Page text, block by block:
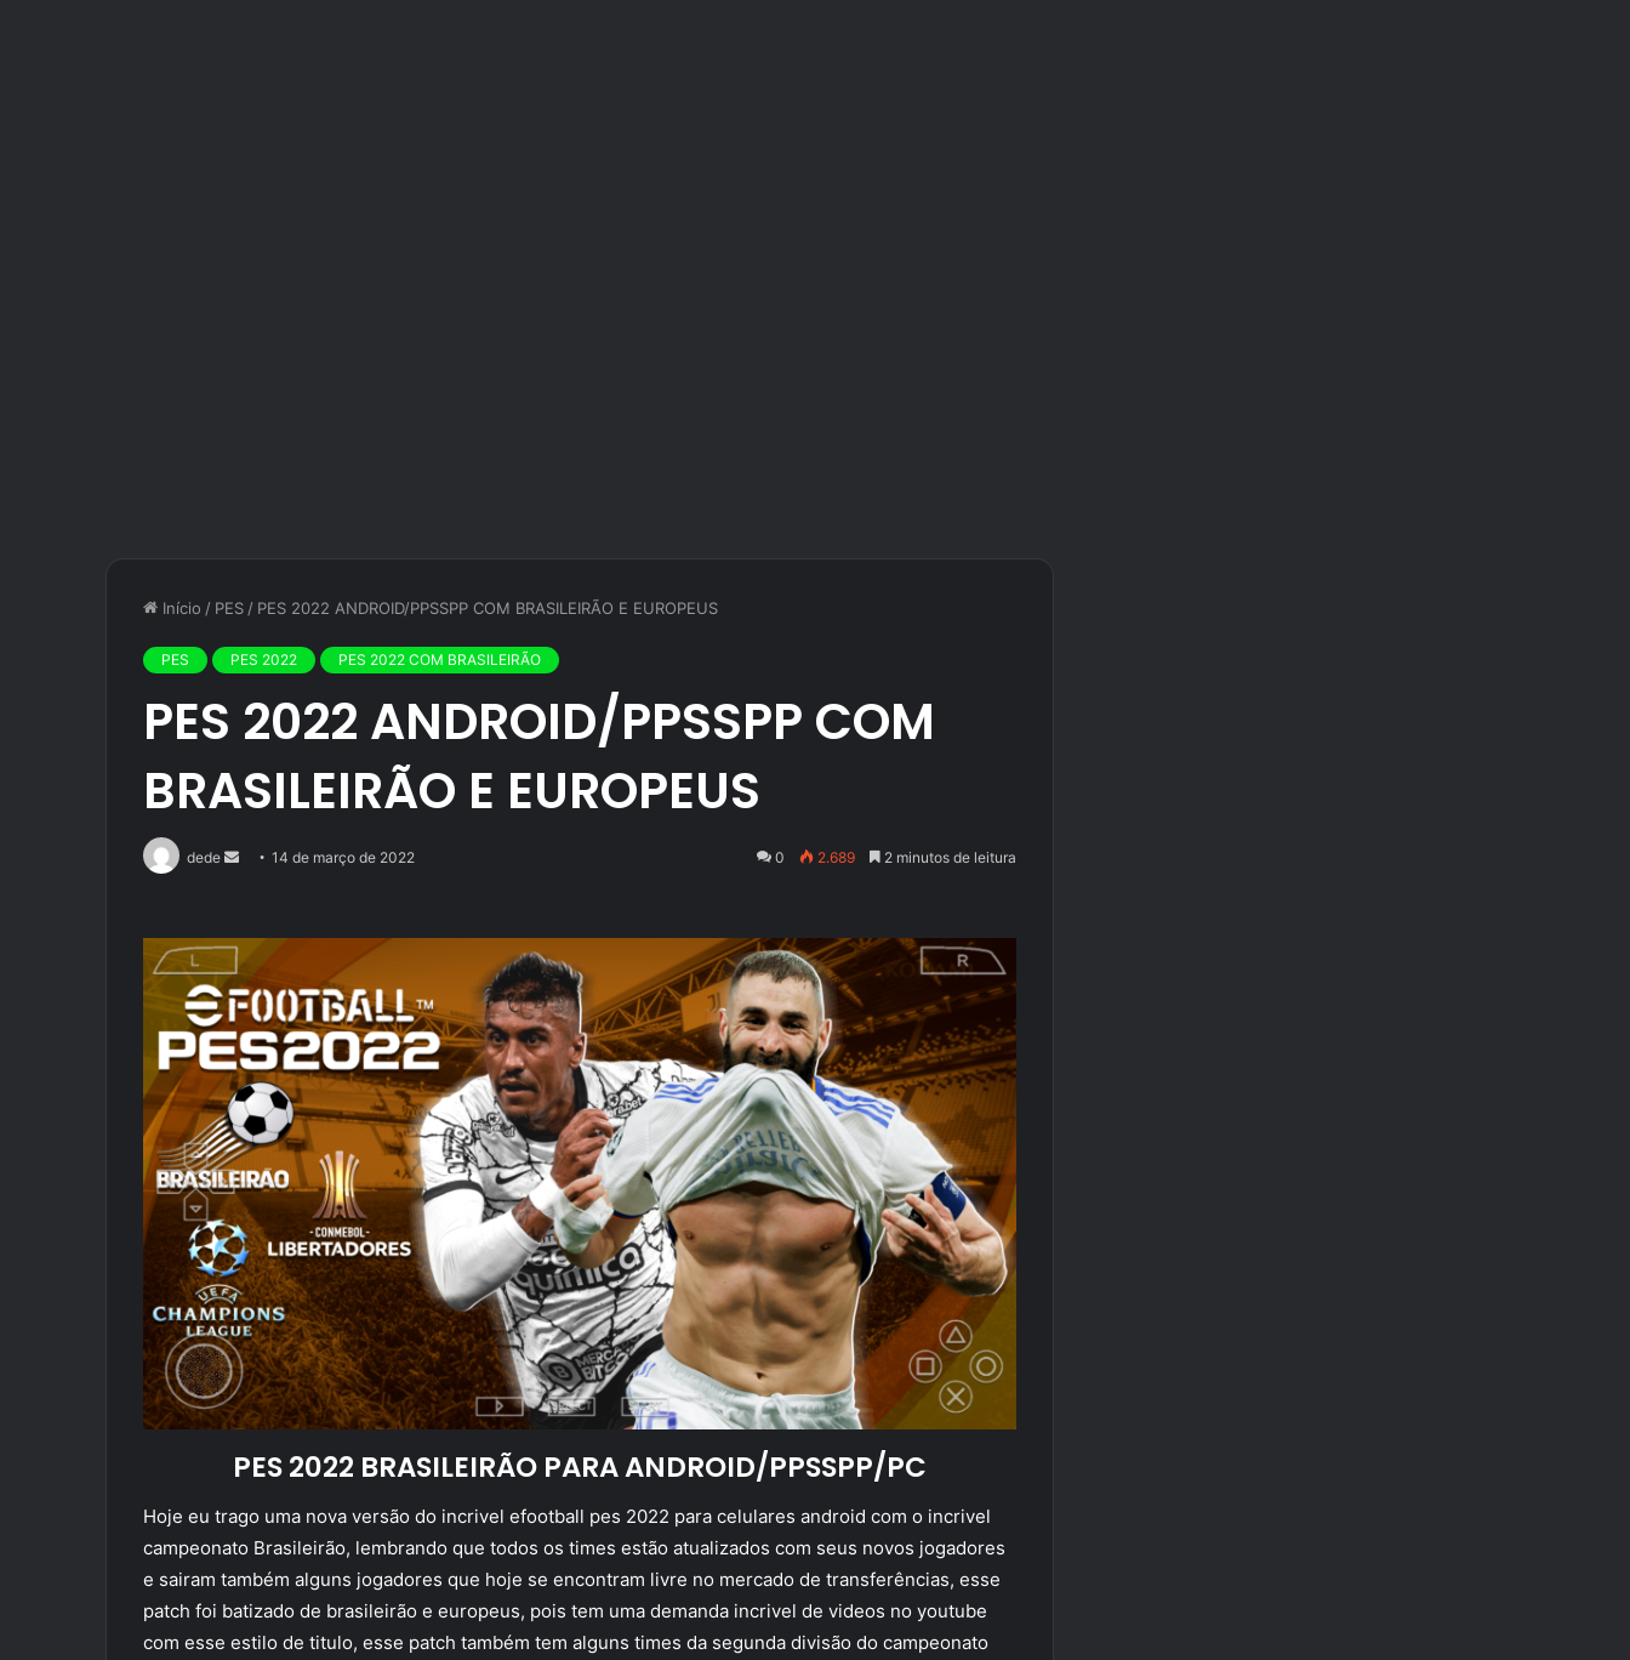
Início / PES / PES 2022 ANDROID/PPSSPP COM BRASILEIRÃO E EUROPEUS
PES PES 2022 PES 2022 COM BRASILEIRÃO
PES 2022 ANDROID/PPSSPP COM
BRASILEIRÃO E EUROPEUS
dede
Mande
mail
14 de março de 2022 0 2.689 2 minutos de leitura
PES 2022 BRASILEIRÃO PARA ANDROID/PPSSPP/PC
Hoje eu trago uma nova versão do incrivel efootball pes 2022 para celulares android com o incrivel
campeonato Brasileirão, lembrando que todos os times estão atualizados com seus novos jogadores
e sairam também alguns jogadores que hoje se encontram livre no mercado de transferências, esse
patch foi batizado de brasileirão e europeus, pois tem uma demanda incrivel de videos no youtube
com esse estilo de titulo, esse patch também tem alguns times da segunda divisão do campeonato